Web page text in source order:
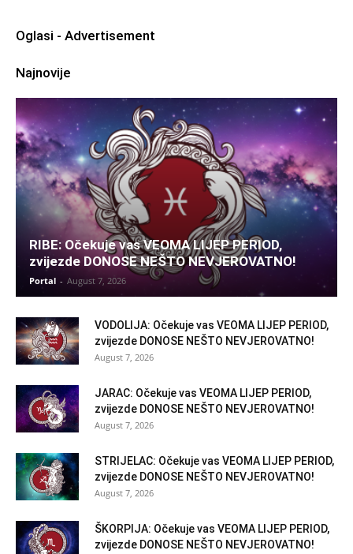
Oglasi - Advertisement
Najnovije
RIBE: Očekuje vas VEOMA LIJEP PERIOD,
zvijezde DONOSE NEŠTO NEVJEROVATNO!
Portal - August 7, 2026
VODOLIJA: Očekuje vas VEOMA LIJEP PERIOD,
zvijezde DONOSE NEŠTO NEVJEROVATNO!
August 7, 2026
JARAC: Očekuje vas VEOMA LIJEP PERIOD,
zvijezde DONOSE NEŠTO NEVJEROVATNO!
August 7, 2026
STRIJELAC: Očekuje vas VEOMA LIJEP PERIOD,
zvijezde DONOSE NEŠTO NEVJEROVATNO!
August 7, 2026
ŠKORPIJA: Očekuje vas VEOMA LIJEP PERIOD,
zvijezde DONOSE NEŠTO NEVJEROVATNO!